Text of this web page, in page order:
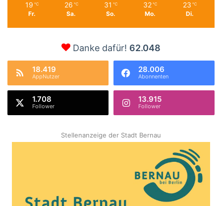
19 ℃
Fr.
26 ℃
Sa.
31 ℃
So.
32 ℃
Mo.
23 ℃
Di.
Danke dafür! 62.048
18.419
AppNutzer
28.006
Abonnenten
1.708
Follower
13.915
Follower
Stellenanzeige der Stadt Bernau